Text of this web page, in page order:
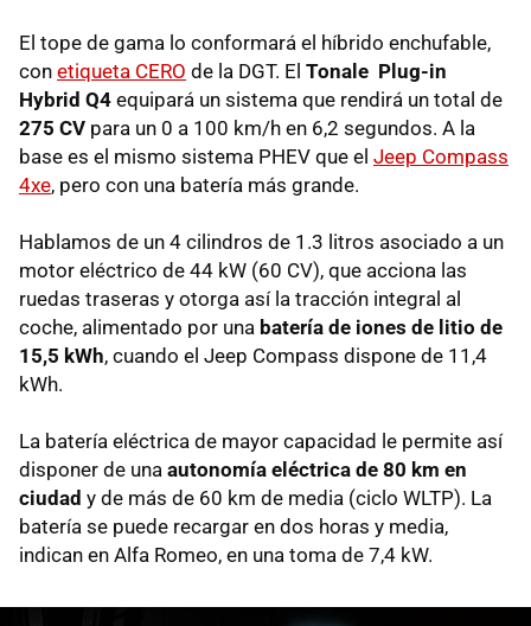
El tope de gama lo conformará el híbrido enchufable,
con etiqueta CERO de la DGT. El Tonale Plug-in
Hybrid Q4 equipará un sistema que rendirá un total de
275 CV para un 0 a 100 km/h en 6,2 segundos. A la
base es el mismo sistema PHEV que el Jeep Compass
4xe, pero con una batería más grande.
Hablamos de un 4 cilindros de 1.3 litros asociado a un
motor eléctrico de 44 kW (60 CV), que acciona las
ruedas traseras y otorga así la tracción integral al
coche, alimentado por una batería de iones de litio de
15,5 kWh, cuando el Jeep Compass dispone de 11,4
kWh.
La batería eléctrica de mayor capacidad le permite así
disponer de una autonomía eléctrica de 80 km en
ciudad y de más de 60 km de media (ciclo WLTP). La
batería se puede recargar en dos horas y media,
indican en Alfa Romeo, en una toma de 7,4 kW.